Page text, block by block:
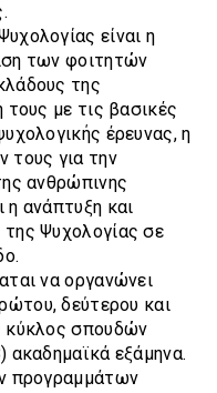
είναι η
των φοιτητών
της
τους με τις βασικές
έρευνας, η
τους για την
ανθρώπινης
ανάπτυξη και
Ψυχολογίας σε
να οργανώνει
δεύτερου και
κύκλος σπουδών
εξάμηνα.
προγραμμάτων